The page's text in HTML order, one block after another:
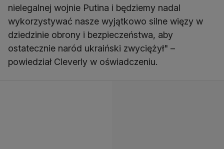
nielegalnej wojnie Putina i będziemy nadal
wykorzystywać nasze wyjątkowo silne więzy w
dziedzinie obrony i bezpieczeństwa, aby
ostatecznie naród ukraiński zwyciężył" –
powiedział Cleverly w oświadczeniu.